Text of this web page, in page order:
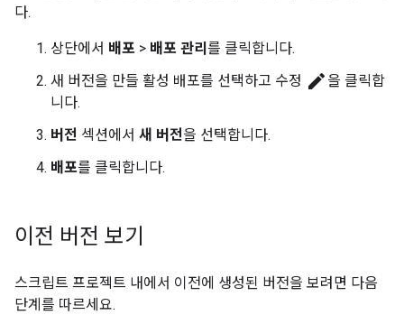
다.
상단에서 배포 > 배포 관리 를 클릭합니다.
새 버전을 만들 활성 배포를 선택하고 수정 edit 을 클릭합
니다.
버전 섹션에서 새 버전을 선택합니다.
배포를 클릭합니다.
이전 버전 보기
스크립트 프로젝트 내에서 이전에 생성된 버전을 보려면 다음
단계를 따르세요.